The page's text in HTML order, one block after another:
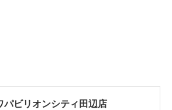
ビリオンシティ田辺店